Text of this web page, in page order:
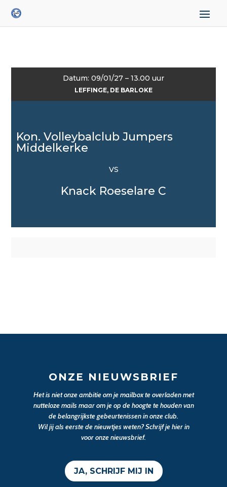
Datum: 09/01/27 – 13.00 uur
LEFFINGE, DE BARLOKE
Kon. Volleybalclub Jumpers
Middelkerke
VS
Knack Roeselare C
ONZE NIEUWSBRIEF
Het is niet onze ambitie om je mailbox te overladen met
nutteloze mails maar om je op de hoogte te houden van
de belangrijkste gebeurtenissen in onze club.
Wil jij als eerste de nieuwtjes weten? Schrijf je hier in
voor onze nieuwsbrief.
JA, SCHRIJF MIJ IN